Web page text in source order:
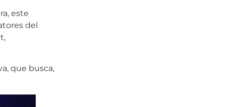
este
del
que busca,